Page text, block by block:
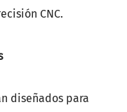
CNC.
diseñados para